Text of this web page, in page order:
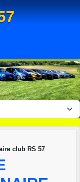
club RS 57